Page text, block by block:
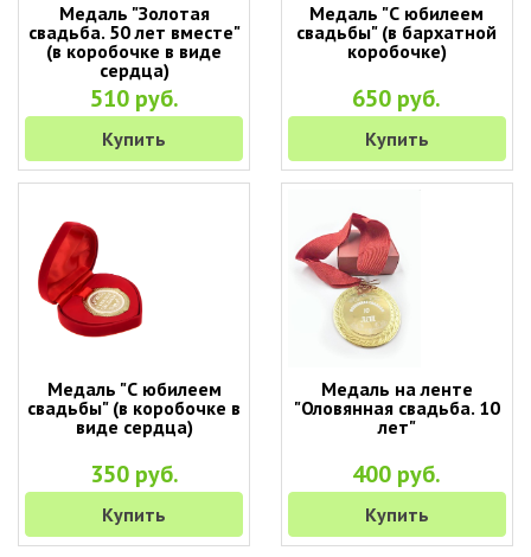
Медаль "Золотая
свадьба. 50 лет вместе"
(в коробочке в виде
сердца)
510 руб.
Купить
Медаль "С юбилеем
свадьбы" (в бархатной
коробочке)
650 руб.
Купить
Медаль "С юбилеем
свадьбы" (в коробочке в
виде сердца)
350 руб.
Купить
Медаль на ленте
"Оловянная свадьба. 10
лет"
400 руб.
Купить